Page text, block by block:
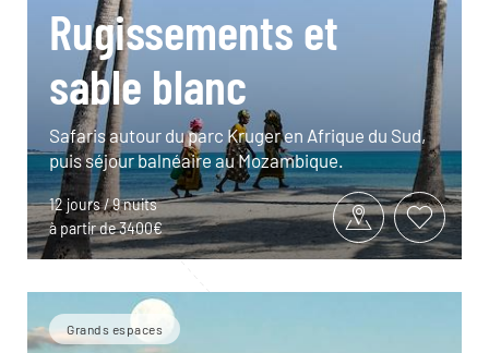
Rugissements et
sable blanc
Safaris autour du parc Kruger en Afrique du Sud,
puis séjour balnéaire au Mozambique.
12 jours / 9 nuits
à partir de 3400€
Grands espaces